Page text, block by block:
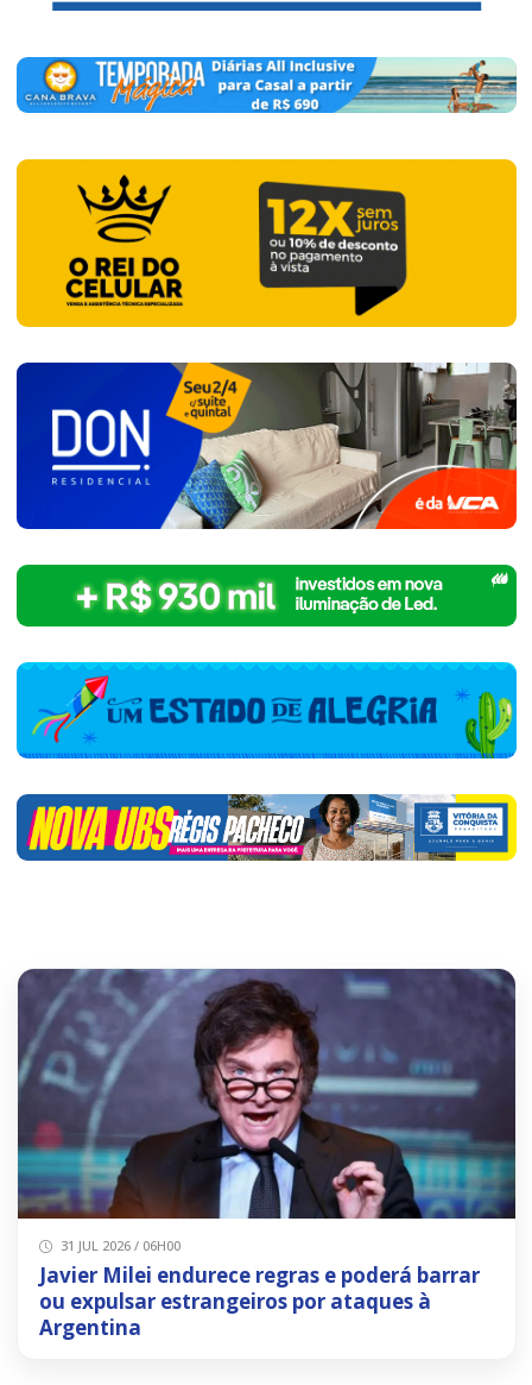
31 JUL 2026 / 06H00
Javier Milei endurece regras e poderá barrar
ou expulsar estrangeiros por ataques à
Argentina